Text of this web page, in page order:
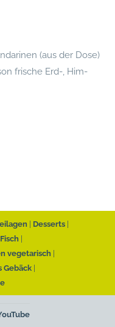
(aus der Dose)
frische Erd-, Him-
Desserts
vegetarisch
Gebäck